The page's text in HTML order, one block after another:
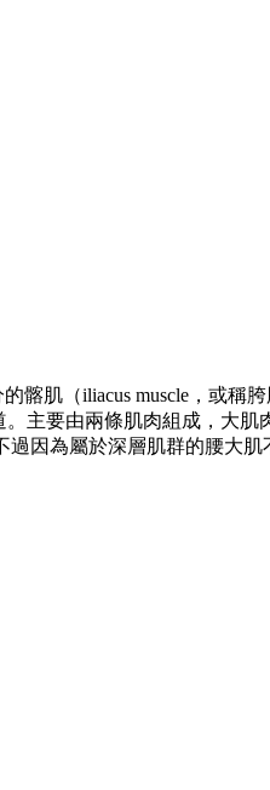
髂肌（iliacus muscle，或稱
。主要由兩條肌肉組成，大
因為屬於深層肌群的腰大肌